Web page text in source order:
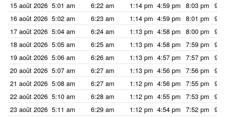
15 août 2026 5:01 am 6:22 am 1:14 pm 4:59 pm 8:03 pm
16 août 2026 5:02 am 6:23 am 1:14 pm 4:59 pm 8:01 pm
17 août 2026 5:04 am 6:24 am 1:13 pm 4:58 pm 8:00 pm
18 août 2026 5:05 am 6:25 am 1:13 pm 4:58 pm 7:59 pm
19 août 2026 5:06 am 6:26 am 1:13 pm 4:57 pm 7:57 pm
20 août 2026 5:07 am 6:27 am 1:13 pm 4:56 pm 7:56 pm
21 août 2026 5:08 am 6:27 am 1:12 pm 4:56 pm 7:55 pm
22 août 2026 5:10 am 6:28 am 1:12 pm 4:55 pm 7:53 pm
23 août 2026 5:11 am 6:29 am 1:12 pm 4:54 pm 7:52 pm